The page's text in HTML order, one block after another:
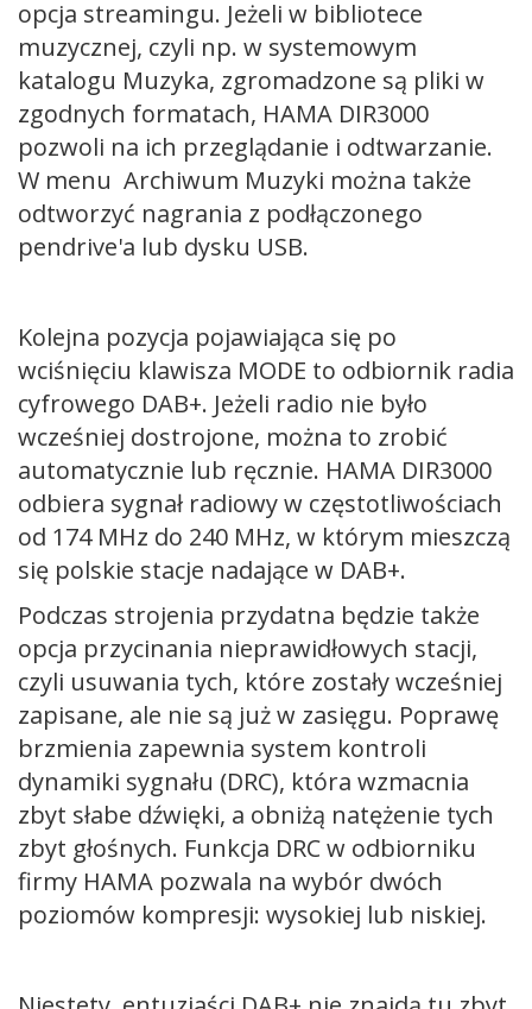
opcja streamingu. Jeżeli w bibliotece
muzycznej, czyli np. w systemowym
katalogu Muzyka, zgromadzone są pliki w
zgodnych formatach, HAMA DIR3000
pozwoli na ich przeglądanie i odtwarzanie.
W menu Archiwum Muzyki można także
odtworzyć nagrania z podłączonego
pendrive'a lub dysku USB.
Kolejna pozycja pojawiająca się po
wciśnięciu klawisza MODE to odbiornik radia
cyfrowego DAB+. Jeżeli radio nie było
wcześniej dostrojone, można to zrobić
automatycznie lub ręcznie. HAMA DIR3000
odbiera sygnał radiowy w częstotliwościach
od 174 MHz do 240 MHz, w którym mieszczą
się polskie stacje nadające w DAB+.
Podczas strojenia przydatna będzie także
opcja przycinania nieprawidłowych stacji,
czyli usuwania tych, które zostały wcześniej
zapisane, ale nie są już w zasięgu. Poprawę
brzmienia zapewnia system kontroli
dynamiki sygnału (DRC), która wzmacnia
zbyt słabe dźwięki, a obniżą natężenie tych
zbyt głośnych. Funkcja DRC w odbiorniku
firmy HAMA pozwala na wybór dwóch
poziomów kompresji: wysokiej lub niskiej.